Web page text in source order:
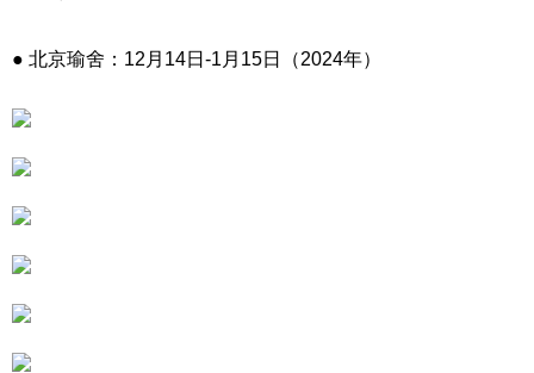
● 北京瑜舍：12月14日-1月15日（2024年）